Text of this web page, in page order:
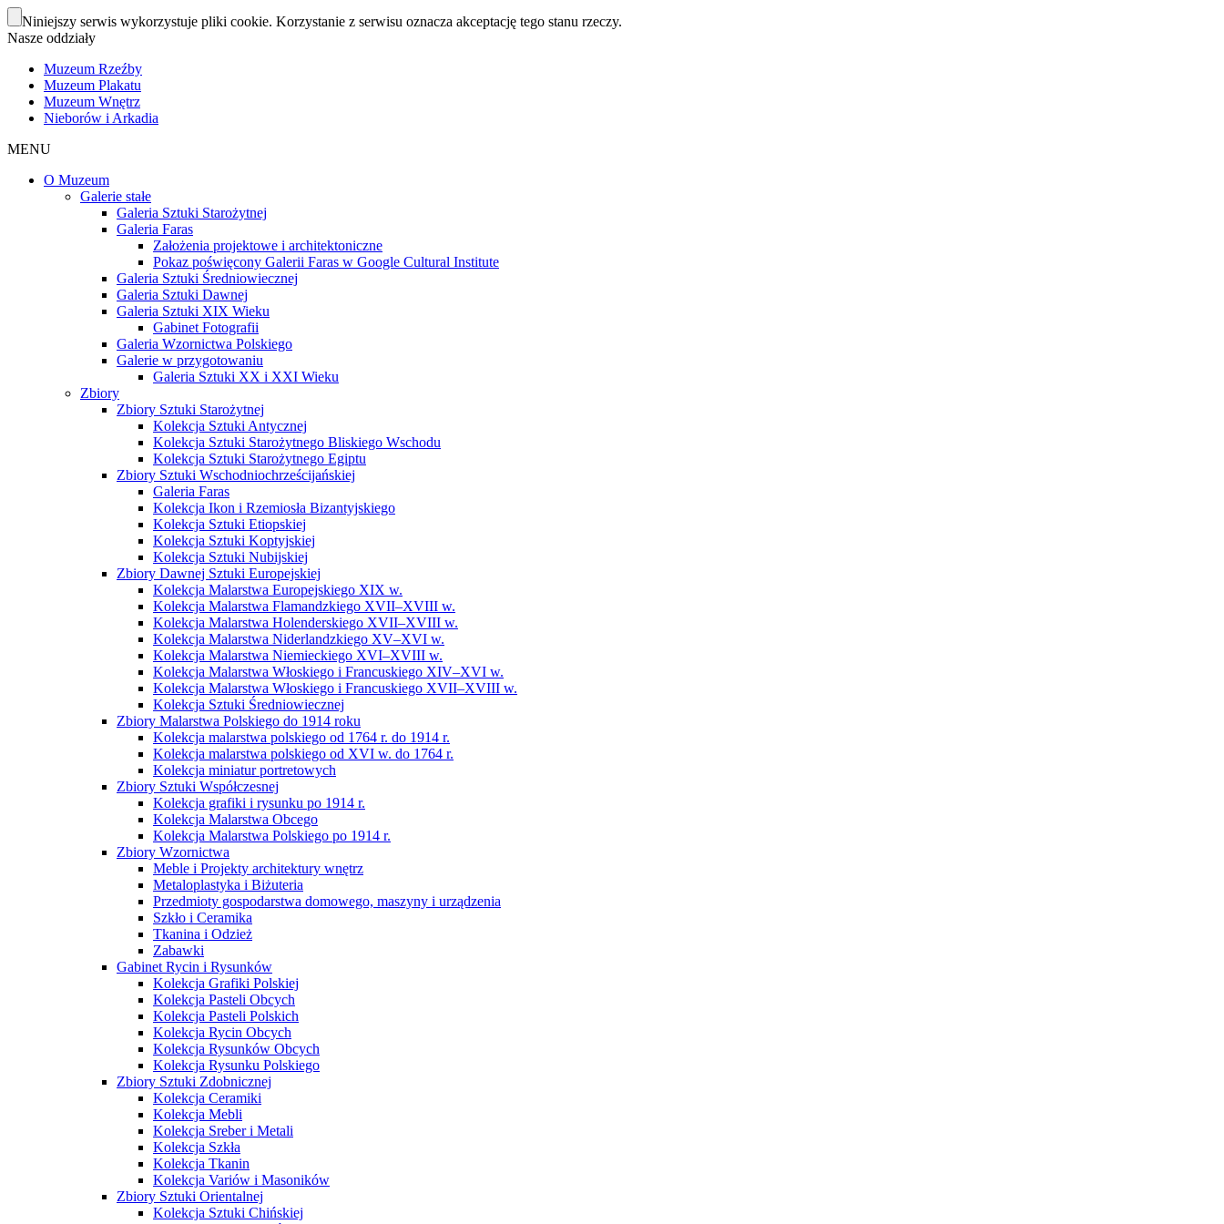
Niniejszy serwis wykorzystuje pliki cookie. Korzystanie z serwisu oznacza akceptację tego stanu rzeczy.
Nasze oddziały
Muzeum Rzeźby
Muzeum Plakatu
Muzeum Wnętrz
Nieborów i Arkadia
MENU
O Muzeum
Galerie stałe
Galeria Sztuki Starożytnej
Galeria Faras
Założenia projektowe i architektoniczne
Pokaz poświęcony Galerii Faras w Google Cultural Institute
Galeria Sztuki Średniowiecznej
Galeria Sztuki Dawnej
Galeria Sztuki XIX Wieku
Gabinet Fotografii
Galeria Wzornictwa Polskiego
Galerie w przygotowaniu
Galeria Sztuki XX i XXI Wieku
Zbiory
Zbiory Sztuki Starożytnej
Kolekcja Sztuki Antycznej
Kolekcja Sztuki Starożytnego Bliskiego Wschodu
Kolekcja Sztuki Starożytnego Egiptu
Zbiory Sztuki Wschodniochrześcijańskiej
Galeria Faras
Kolekcja Ikon i Rzemiosła Bizantyjskiego
Kolekcja Sztuki Etiopskiej
Kolekcja Sztuki Koptyjskiej
Kolekcja Sztuki Nubijskiej
Zbiory Dawnej Sztuki Europejskiej
Kolekcja Malarstwa Europejskiego XIX w.
Kolekcja Malarstwa Flamandzkiego XVII–XVIII w.
Kolekcja Malarstwa Holenderskiego XVII–XVIII w.
Kolekcja Malarstwa Niderlandzkiego XV–XVI w.
Kolekcja Malarstwa Niemieckiego XVI–XVIII w.
Kolekcja Malarstwa Włoskiego i Francuskiego XIV–XVI w.
Kolekcja Malarstwa Włoskiego i Francuskiego XVII–XVIII w.
Kolekcja Sztuki Średniowiecznej
Zbiory Malarstwa Polskiego do 1914 roku
Kolekcja malarstwa polskiego od 1764 r. do 1914 r.
Kolekcja malarstwa polskiego od XVI w. do 1764 r.
Kolekcja miniatur portretowych
Zbiory Sztuki Współczesnej
Kolekcja grafiki i rysunku po 1914 r.
Kolekcja Malarstwa Obcego
Kolekcja Malarstwa Polskiego po 1914 r.
Zbiory Wzornictwa
Meble i Projekty architektury wnętrz
Metaloplastyka i Biżuteria
Przedmioty gospodarstwa domowego, maszyny i urządzenia
Szkło i Ceramika
Tkanina i Odzież
Zabawki
Gabinet Rycin i Rysunków
Kolekcja Grafiki Polskiej
Kolekcja Pasteli Obcych
Kolekcja Pasteli Polskich
Kolekcja Rycin Obcych
Kolekcja Rysunków Obcych
Kolekcja Rysunku Polskiego
Zbiory Sztuki Zdobnicznej
Kolekcja Ceramiki
Kolekcja Mebli
Kolekcja Sreber i Metali
Kolekcja Szkła
Kolekcja Tkanin
Kolekcja Variów i Masoników
Zbiory Sztuki Orientalnej
Kolekcja Sztuki Chińskiej